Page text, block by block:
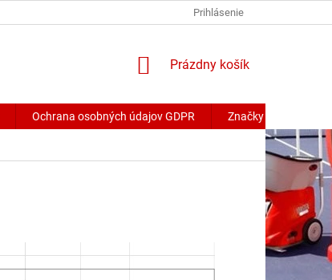
Prihlásenie
NÁKUPNÝ
Prázdny košík
Ochrana osobných údajov GDPR Značky